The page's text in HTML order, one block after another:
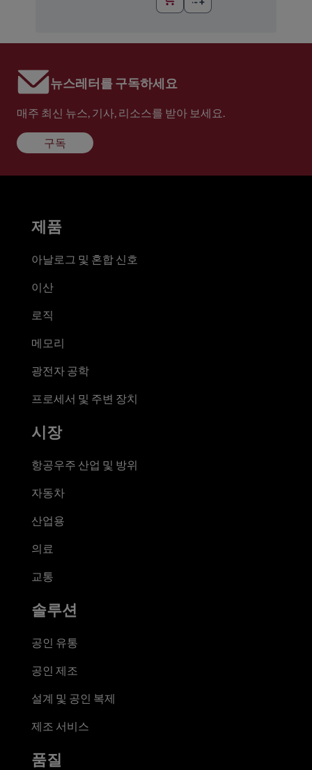
뉴스레터를 구독하세요
매주 최신 뉴스, 기사, 리소스를 받아 보세요.
구독
제품
아날로그 및 혼합 신호
이산
로직
메모리
광전자 공학
프로세서 및 주변 장치
시장
항공우주 산업 및 방위
자동차
산업용
의료
교통
솔루션
공인 유통
공인 제조
설계 및 공인 복제
제조 서비스
품질